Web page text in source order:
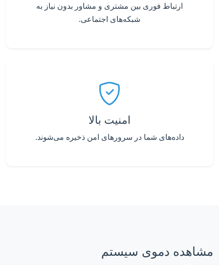
ارتباط فوری بین مشتری و مشاور بدون نیاز به
شبکه‌های اجتماعی.
امنیت بالا
داده‌های شما در سرورهای امن ذخیره می‌شوند.
مشاهده دموی سیستم